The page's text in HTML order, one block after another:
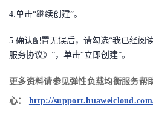
4. 单击“继续创建”。
5. 确认配置无误后，请勾选“我已经阅
服务协议》”，单击“立即创建”。
更多资料请参见弹性负载均衡服务帮
心： http://